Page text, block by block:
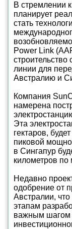
В стремлении
планирует
стать
Power Link
линии для
Австралию и
Компания
намерена
Эта
гектаров,
пиковой
в Сингапур
километров по
Недавно
одобрение от
Австралии,
этапам
важным шагом